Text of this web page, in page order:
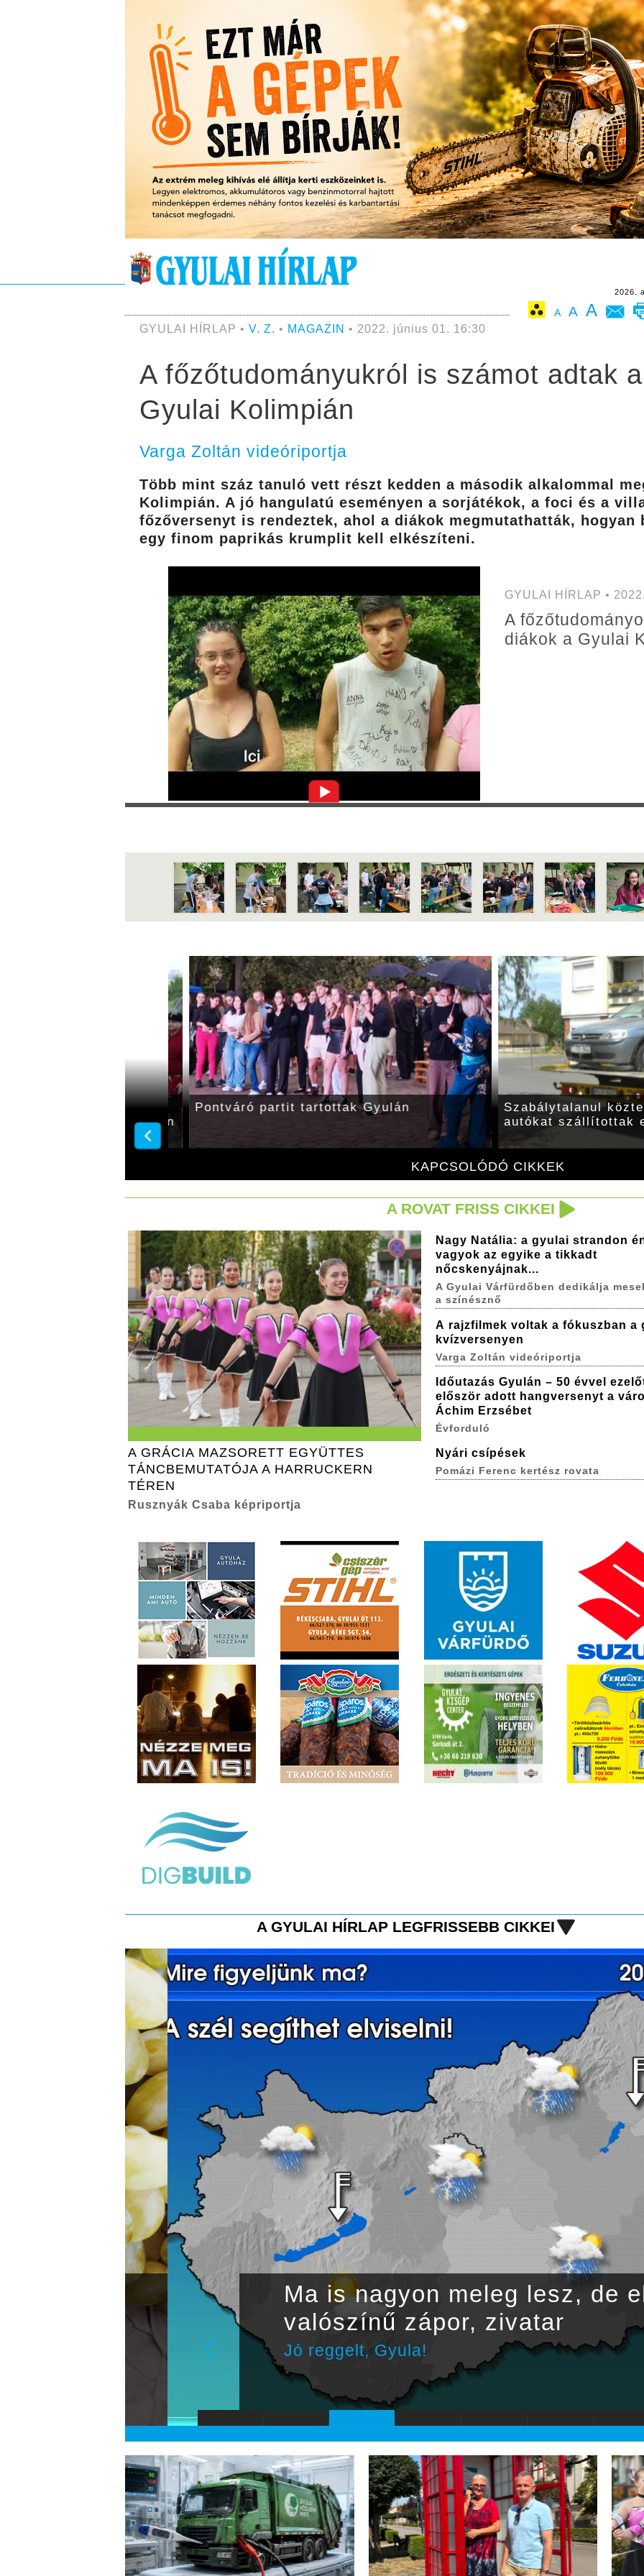
2026.
A A A
GYULAI HÍRLAP • V. Z. • MAGAZIN • 2022. június 01. 16:30
A főzőtudományukról is számot adtak
Gyulai Kolimpián
Varga Zoltán videóriportja
Több mint száz tanuló vett részt kedden a második alkalommal
Kolimpián. A jó hangulatú eseményen a sorjátékok, a foci és a
főzőversenyt is rendeztek, ahol a diákok megmutathatták, hogyan
egy finom paprikás krumplit kell elkészíteni.
GYULAI HÍRLAP •
A
diákok a Gyulai
KAPCSOLÓDÓ CIKKEK
Végvári Napokon
Pontváró partit tartottak Gyulán
Szabálytalanul
autókat szállítottak el
A ROVAT FRISS CIKKEI
A GRÁCIA MAZSORETT EGYÜTTES
TÁNCBEMUTATÓJA A HARRUCKERN
TÉREN
Rusznyák Csaba képriportja
Nagy Natália: a gyulai strandon
vagyok az egyike a tikkadt
nőcskenyájnak...
A Gyulai Várfürdőben dedikálja
a színésznő
A rajzfilmek voltak a fókuszban a
kvízversenyen
Varga Zoltán videóriportja
Időutazás Gyulán – 50 évvel
először adott hangversenyt a
Áchim Erzsébet
Évforduló
Nyári csípések
Pomázi Ferenc kertész rovata
A GYULAI HÍRLAP LEGFRISSEBB CIKKEI
Ma is nagyon meleg lesz, de
valószínű zápor, zivatar
Jó reggelt, Gyula!